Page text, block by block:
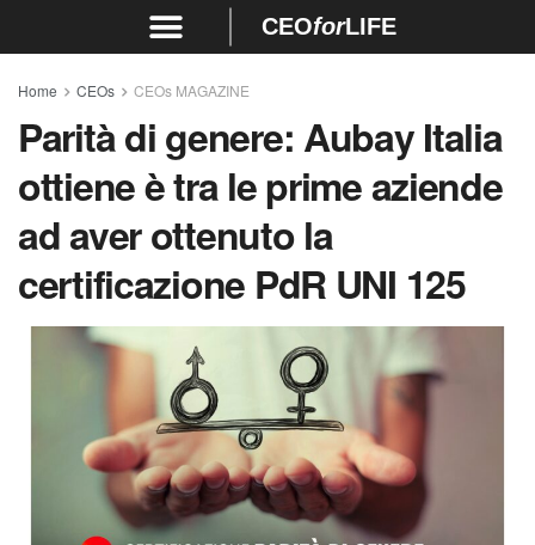
CEOforLIFE
Home CEOs CEOs MAGAZINE
Parità di genere: Aubay Italia
ottiene è tra le prime aziende
ad aver ottenuto la
certificazione PdR UNI 125